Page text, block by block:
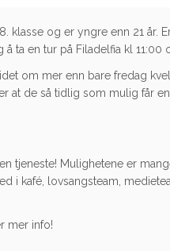
og er yngre enn 21 år.
ta en tur på Filadelfia kl 11:00
om mer enn bare fredag
at de så tidlig som mulig får
tjeneste! Mulighetene er
kafé, lovsangsteam,
mer info!